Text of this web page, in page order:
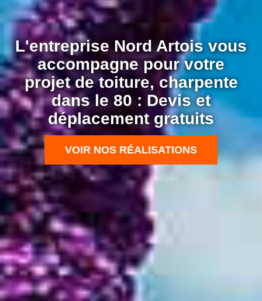
L'entreprise Nord Artois vous
accompagne pour votre
projet de toiture, charpente
dans le 80 : Devis et
déplacement gratuits
VOIR NOS RÉALISATIONS